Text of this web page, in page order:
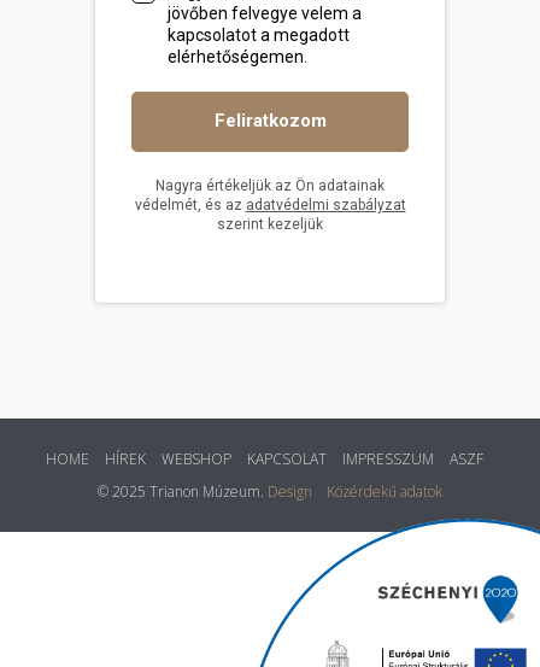
HOME HÍREK WEBSHOP KAPCSOLAT IMPRESSZUM
ASZF
© 2025 Trianon Múzeum. Design Közérdekű adatok